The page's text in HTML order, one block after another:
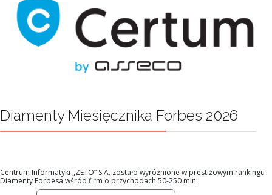
Diamenty Miesięcznika Forbes 2026
Centrum Informatyki „ZETO” S.A. zostało wyróżnione w prestiżowym rankingu
Diamenty Forbesa wśród firm o przychodach 50-250 mln.